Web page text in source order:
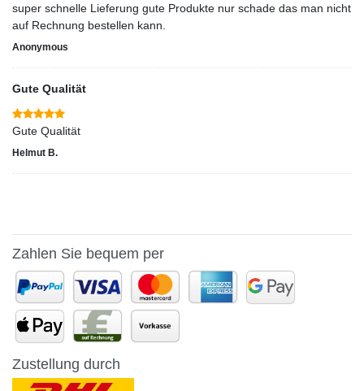
super schnelle Lieferung gute Produkte nur schade das man nicht
auf Rechnung bestellen kann.
Anonymous
Gute Qualität
Gute Qualität
Helmut B.
Zahlen Sie bequem per
Zustellung durch